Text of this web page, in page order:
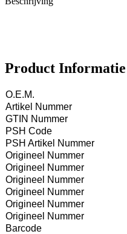
Product Informatie
O.E.M.
Artikel Nummer
GTIN Nummer
PSH Code
PSH Artikel Nummer
Origineel Nummer
Origineel Nummer
Origineel Nummer
Origineel Nummer
Origineel Nummer
Origineel Nummer
Barcode